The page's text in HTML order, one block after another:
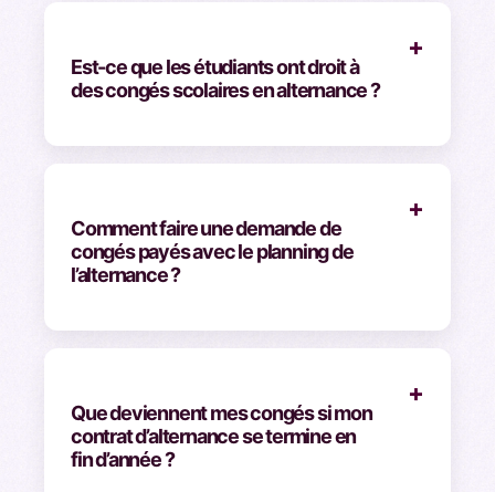
Est-ce que les étudiants ont droit à
des congés scolaires en alternance ?
+
Comment faire une demande de
congés payés avec le planning de
l’alternance ?
+
Que deviennent mes congés si mon
contrat d’alternance se termine en
fin d’année ?
+